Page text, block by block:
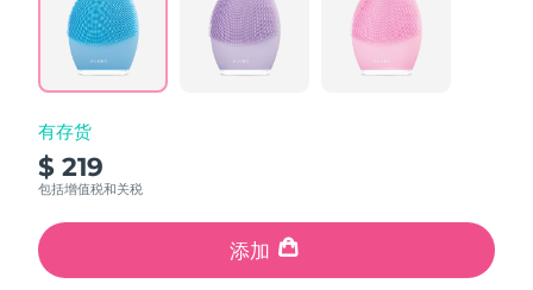
Reviews.
Same
page
link.
有存货
$ 219
包括增值税和关税
添加